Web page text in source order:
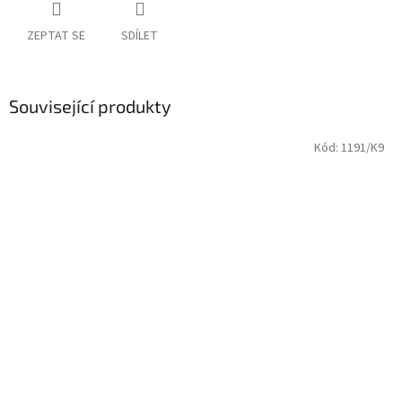
ZEPTAT SE SDÍLET
Související produkty
Kód: 1191/K9